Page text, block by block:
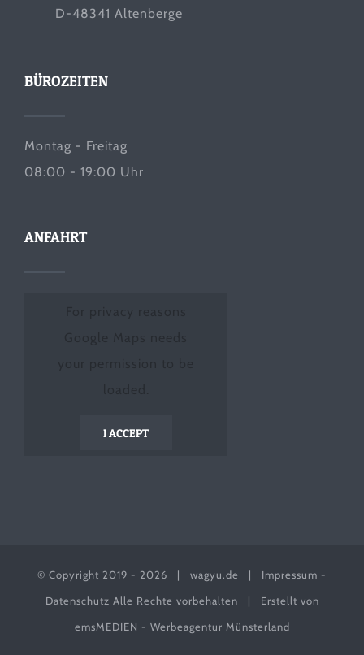
D-48341 Altenberge
BÜROZEITEN
Montag - Freitag
08:00 - 19:00 Uhr
ANFAHRT
I ACCEPT
© Copyright 2019 - 2026 | wagyu.de | Impressum -
Datenschutz Alle Rechte vorbehalten | Erstellt von
emsMEDIEN - Werbeagentur Münsterland